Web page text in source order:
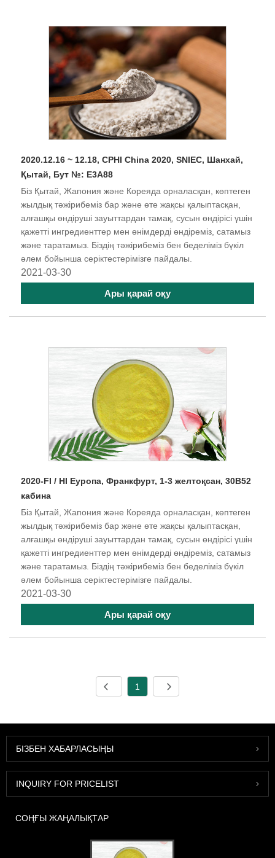
2020.12.16 ~ 12.18, CPHI China 2020, SNIEC, Шанхай,
Қытай, Бут №: E3A88
Біз Қытай, Жапония және Кореяда орналасқан, көптеген
жылдық тәжірибеміз бар және өте жақсы қалыптасқан,
алғашқы өндіруші зауыттардан тамақ, сусын өндірісі үшін
қажетті ингредиенттер мен өнімдерді өндіреміз, сатамыз
және таратамыз. Біздің тәжірибеміз бен беделіміз бүкіл
әлем бойынша серіктестерімізге пайдалы.
2021-03-30
Ары қарай оқу
2020-FI / HI Еуропа, Франкфурт, 1-3 желтоқсан, 30B52
кабина
Біз Қытай, Жапония және Кореяда орналасқан, көптеген
жылдық тәжірибеміз бар және өте жақсы қалыптасқан,
алғашқы өндіруші зауыттардан тамақ, сусын өндірісі үшін
қажетті ингредиенттер мен өнімдерді өндіреміз, сатамыз
және таратамыз. Біздің тәжірибеміз бен беделіміз бүкіл
әлем бойынша серіктестерімізге пайдалы.
2021-03-30
Ары қарай оқу
1
БІЗБЕН ХАБАРЛАСЫҢЫ
INQUIRY FOR PRICELIST
СОҢҒЫ ЖАҢАЛЫҚТАР